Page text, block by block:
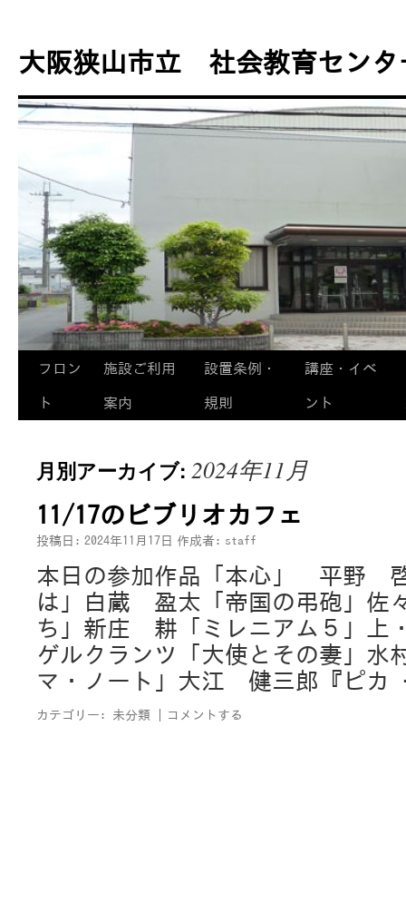
テ
ン
へ
ス
プ
大阪狭山市立 社会教育センタ
フロン
ト
施設ご利用
案内
設置条例・
規則
講座・イベ
ント
月別アーカイブ: 2024年11月
11/17のビブリオカフェ
投稿日: 2024年11月17日 作成者: staff
本日の参加作品「本心」 平野
は」白蔵 盈太「帝国の弔砲」佐
ち」新庄 耕「ミレニアム５」
ゲルクランツ「大使とその妻」
マ・ノート」大江 健三郎『ピ
カテゴリー: 未分類 コメントする